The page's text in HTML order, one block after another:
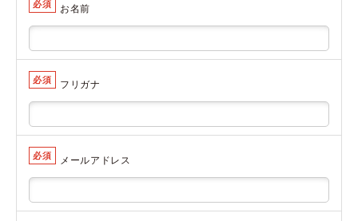
必須 お名前
必須 フリガナ
必須 メールアドレス